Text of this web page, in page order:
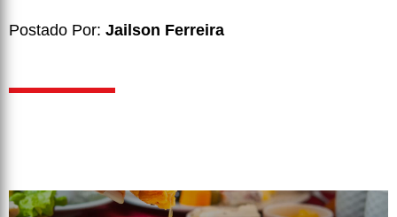
Postado Por: Jailson Ferreira